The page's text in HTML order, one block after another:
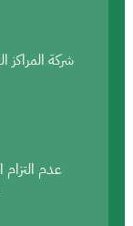
شركة
عدم التزام